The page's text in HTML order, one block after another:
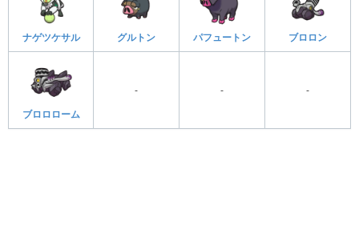
ナゲツケサル グルトン パフュートン ブロロン
ブロロローム
- - -